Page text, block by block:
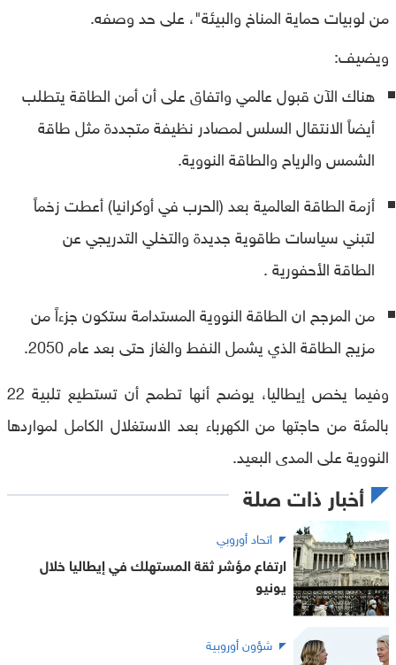
من لوبيات حماية المناخ والبيئة"، على حد وصفه.
ويضيف:
هناك الآن قبول عالمي واتفاق على أن أمن الطاقة يتطلب
أيضاً الانتقال السلس لمصادر نظيفة متجددة مثل طاقة
الشمس والرياح والطاقة النووية.
أزمة الطاقة العالمية بعد (الحرب في أوكرانيا) أعطت زخماً
لتبني سياسات طاقوية جديدة والتخلي التدريجي عن
الطاقة الأحفورية .
من المرجح ان الطاقة النووية المستدامة ستكون جزءاً من
مزيج الطاقة الذي يشمل النفط والغاز حتى بعد عام 2050.
وفيما يخص إيطاليا، يوضح أنها تطمح أن تستطيع تلبية 22
بالمئة من حاجتها من الكهرباء بعد الاستغلال الكامل لمواردها
النووية على المدى البعيد.
أخبار ذات صلة
اتحاد أوروبي
ارتفاع مؤشر ثقة المستهلك في إيطاليا خلال
يونيو
شؤون أوروبية